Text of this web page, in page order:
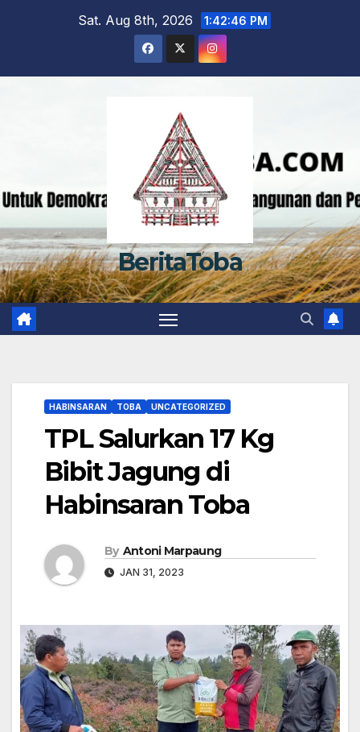
Sat. Aug 8th, 2026 1:42:47 PM
BeritaToba
HABINSARAN TOBA UNCATEGORIZED
TPL Salurkan 17 Kg
Bibit Jagung di
Habinsaran Toba
By Antoni Marpaung
JAN 31, 2023